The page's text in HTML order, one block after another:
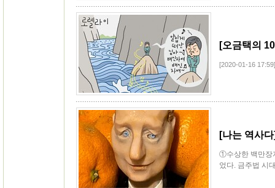
[오금택의
[2020-01-16 17:59]
[나는 역사
①수상한 백만장
었다. 금주법 시